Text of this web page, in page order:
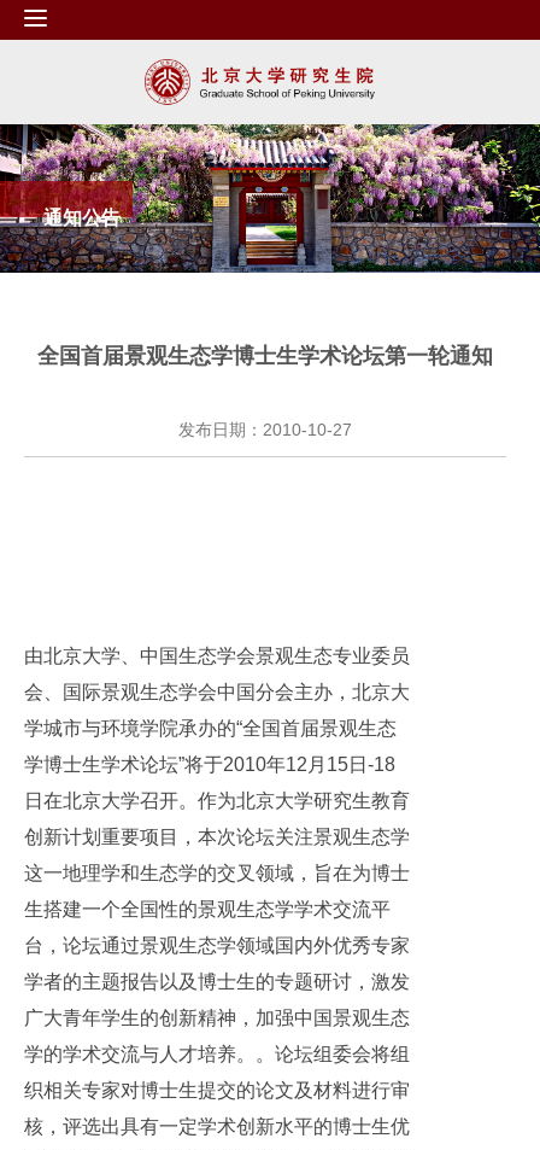
通知公告
全国首届景观生态学博士生学术论坛第一轮通知
发布日期：2010-10-27
由北京大学、中国生态学会景观生态专业委员
会、国际景观生态学会中国分会主办，北京大
学城市与环境学院承办的“全国首届景观生态
学博士生学术论坛”将于2010年12月15日-18
日在北京大学召开。作为北京大学研究生教育
创新计划重要项目，本次论坛关注景观生态学
这一地理学和生态学的交叉领域，旨在为博士
生搭建一个全国性的景观生态学学术交流平
台， 论坛通过景观生态学领域国内外优秀专家
学者的主题报告以及博士生的专题研讨，激发
广大青年学生的创新精神，加强中国景观生态
学的学术交流与人才培养。。论坛组委会将组
织相关专家对博士生提交的论文及材料进行审
核，评选出具有一定学术创新水平的博士生优